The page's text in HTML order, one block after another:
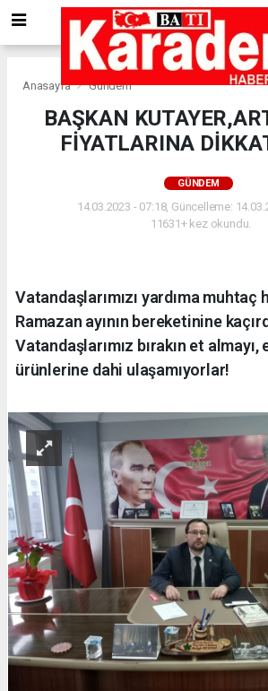
Anasayfa Gündem
BAŞKAN
FİYATLARINA
GÜNDEM
14.03.2023 - 07:18, Güncelleme:
11631+ kez okundu.
Vatandaşlarımızı yardıma
Ramazan ayının bereketinine
Vatandaşlarımız bırakın et almayı,
ürünlerine dahi ulaşamıyorlar!